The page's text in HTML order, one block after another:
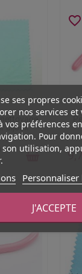
nettoyage
bijoux
favorite_border
favorite_border
ses propres
nos services et
vos préférences
Pour
utilisation,
Personnaliser
J'ACCEPTE